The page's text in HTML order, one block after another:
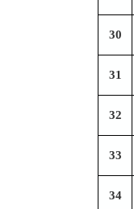
30
31
32
33
34